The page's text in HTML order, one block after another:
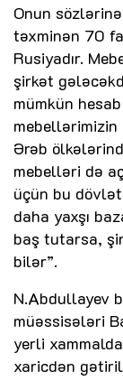
Onun
təxminən 70
Rusiyadır.
şirkət
mümkün
Ərəb
mebelləri də
üçün bu
daha yaxşı
baş tutarsa,
bilər”.
N.Abdullayev
müəssisələri
yerli
xaricdən